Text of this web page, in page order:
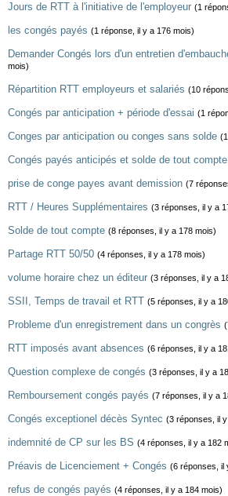
Jours de RTT à l'initiative de l'employeur (1
les congés payés (1 réponse, il y a 176 mois)
Demander Congés lors d'un entretien
mois)
Répartition RTT employeurs et salariés (10
Congés par anticipation + période d'essai (1
Conges par anticipation ou conges sans solde
Congés payés anticipés et solde de tout compte
prise de conge payes avant demission (7
RTT / Heures Supplémentaires (3 réponses, il y a
Solde de tout compte (8 réponses, il y a 178 mois)
Partage RTT 50/50 (4 réponses, il y a 178 mois)
volume horaire chez un éditeur (3 réponses, il y a
SSII, Temps de travail et RTT (5 réponses, il y a
Probleme d'un enregistrement dans un congrès
RTT imposés avant absences (6 réponses, il y a
Question complexe de congés (3 réponses, il y a
Remboursement congés payés (7 réponses, il y a
Congés exceptionel décès Syntec (3 réponses, il
indemnité de CP sur les BS (4 réponses, il y a 182
Préavis de Licenciement + Congés (6 réponses, il
refus de congés payés (4 réponses, il y a 184 mois)